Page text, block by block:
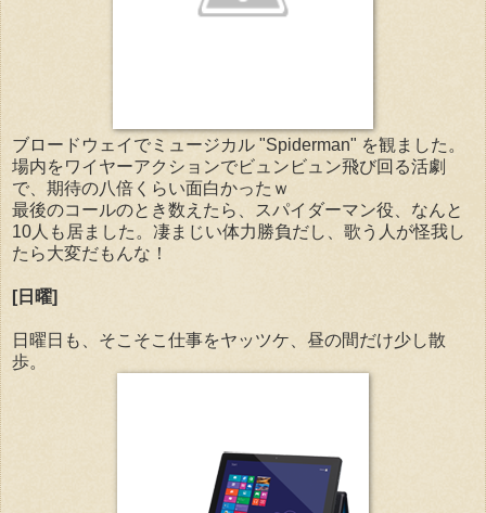
ブロードウェイでミュージカル "Spiderman" を観ました。
場内をワイヤーアクションでビュンビュン飛び回る活劇
で、期待の八倍くらい面白かったｗ
最後のコールのとき数えたら、スパイダーマン役、なんと
10人も居ました。凄まじい体力勝負だし、歌う人が怪我し
たら大変だもんな！
[日曜]
日曜日も、そこそこ仕事をヤッツケ、昼の間だけ少し散
歩。